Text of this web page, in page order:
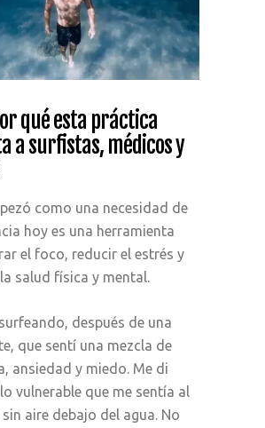
qué esta práctica
a surfistas, médicos y
como una necesidad de
hoy es una herramienta
el foco, reducir el estrés y
salud física y mental.
después de una
que sentí una mezcla de
ansiedad y miedo. Me di
vulnerable que me sentía al
aire debajo del agua. No